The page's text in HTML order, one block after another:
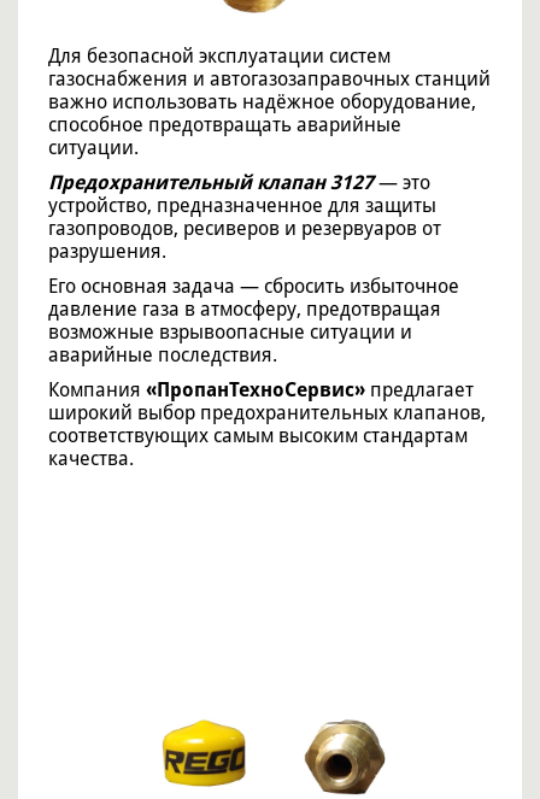
Для безопасной эксплуатации систем
газоснабжения и автогазозаправочных станций
важно использовать надёжное оборудование,
способное предотвращать аварийные
ситуации.
Предохранительный клапан 3127— это
устройство, предназначенное для защиты
газопроводов, ресиверов и резервуаров от
разрушения.
Его основная задача — сбросить избыточное
давление газа в атмосферу, предотвращая
возможные взрывоопасные ситуации и
аварийные последствия.
Компания «ПропанТехноСервис» предлагает
широкий выбор предохранительных клапанов,
соответствующих самым высоким стандартам
качества.